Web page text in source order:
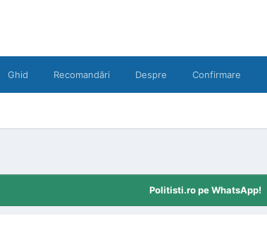
Ghid Recomandări Despre Confirmare
Politisti.ro pe WhatsApp!